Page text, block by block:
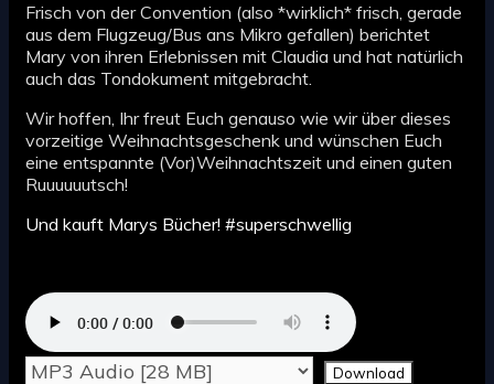
Frisch von der Convention (also *wirklich* frisch, gerade
aus dem Flugzeug/Bus ans Mikro gefallen) berichtet
Mary von ihren Erlebnissen mit Claudia und hat natürlich
auch das Tondokument mitgebracht.
Wir hoffen, Ihr freut Euch genauso wie wir über dieses
vorzeitige Weihnachtsgeschenk und wünschen Euch
eine entspannte (Vor)Weihnachtszeit und einen guten
Ruuuuuutsch!
Und kauft Marys Bücher! #superschwellig
Download